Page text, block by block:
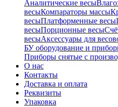
Аналитические весы
весыКомпараторы массы
весыПлатформенные весы
весыПорционные весы
весыАксессуары для
БУ оборудование и
Приборы снятые с
О нас
Контакты
Доставка и оплата
Реквизиты
Упаковка